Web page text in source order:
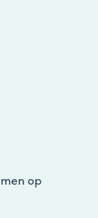
op